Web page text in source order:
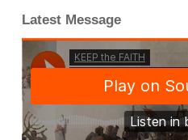
Latest Message